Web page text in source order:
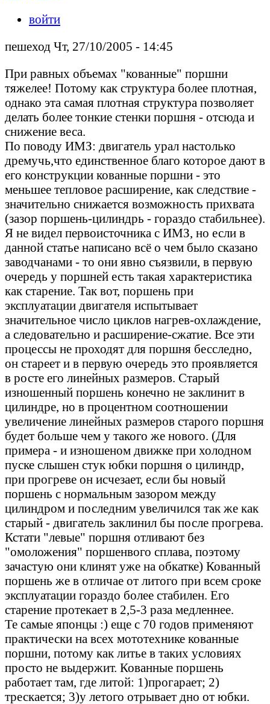
войти
пешеход Чт, 27/10/2005 - 14:45
При равных объемах "кованные" поршни
тяжелее! Потому как структура более плотная,
однако эта самая плотная структура позволяет
делать более тонкие стенки поршня - отсюда и
снижение веса.
По поводу ИМЗ: двигатель урал настолько
дремучь,что единственное благо которое дают в
его конструкции кованные поршни - это
меньшее тепловое расширение, как следствие -
значительно снижается возможность прихвата
(зазор поршень-цилиндрь - гораздо стабильнее).
Я не видел первоисточника с ИМЗ, но если в
данной статье написано всё о чем было сказано
заводчанами - то они явно съязвили, в первую
очередь у поршней есть такая характеристика
как старение. Так вот, поршень при
эксплуатации двигателя испытывает
значительное число циклов нагрев-охлаждение,
а следовательно и расширение-сжатие. Все эти
процессы не проходят для поршня бесследно,
он стареет и в первую очередь это проявляется
в росте его линейных размеров. Старый
изношенный поршень конечно не заклинит в
цилиндре, но в процентном соотношении
увеличение линейных размеров старого поршня
будет больше чем у такого же нового. (Для
примера - и изношеном движке при холодном
пуске слышен стук юбки поршня о цилиндр,
при прогреве он исчезает, если бы новый
поршень с нормальным зазором между
цилиндром и последним увеличился так же как
старый - двигатель заклинил бы после прогрева.
Кстати "левые" поршня отливают без
"омоложения" поршенвого сплава, поэтому
зачастую они клинят уже на обкатке) Кованный
поршень же в отличае от литого при всем сроке
эксплуатации гораздо более стабилен. Его
старение протекает в 2,5-3 раза медленнее.
Те самые японцы :) еще с 70 годов применяют
практически на всех мототехнике кованные
поршни, потому как литье в таких условиях
просто не выдержит. Кованные поршень
работает там, где литой: 1)прогарает; 2)
трескается; 3)у летого отрывает дно от юбки.